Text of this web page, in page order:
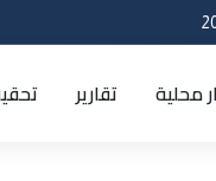
محلية تقارير